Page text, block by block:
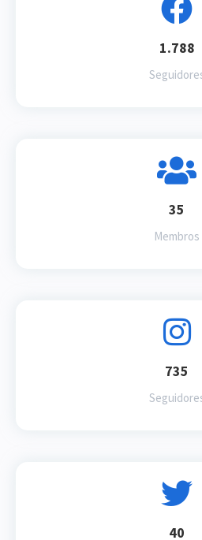
1.788
35
Membros
735
40